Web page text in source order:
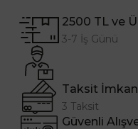
2500 TL ve
3-7 İş Günü
Taksit
3 Taksit
Güvenli